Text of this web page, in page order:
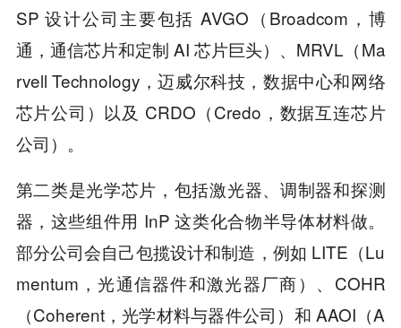
SP 设计公司主要包括 AVGO（Broadcom，博
通，通信芯片和定制 AI 芯片巨头）、MRVL（Ma
rvell Technology，迈威尔科技，数据中心和网络
芯片公司）以及 CRDO（Credo，数据互连芯片
公司）。
第二类是光学芯片，包括激光器、调制器和探测
器，这些组件用 InP 这类化合物半导体材料做。
部分公司会自己包揽设计和制造，例如 LITE（Lu
mentum，光通信器件和激光器厂商）、COHR
（Coherent，光学材料与器件公司）和 AAOI（A